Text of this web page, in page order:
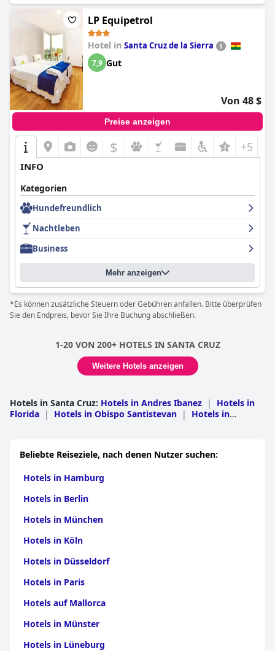
LP Equipetrol
Hotel in Santa Cruz de la Sierra
7,9 Gut
Von 48 $
Preise anzeigen
$ +5
INFO
Kategorien
Hundefreundlich
Nachtleben
Business
Mehr anzeigen
*Es können zusätzliche Steuern oder Gebühren anfallen. Bitte überprüfen
Sie den Endpreis, bevor Sie Ihre Buchung abschließen.
1-20 VON 200+ HOTELS IN SANTA CRUZ
Weitere Hotels anzeigen
Hotels in Santa Cruz: Hotels in Andres Ibanez |
Hotels in
Florida | Hotels in Obispo Santistevan |
Hotels in
Miguel de Velasco
Beliebte Reiseziele, nach denen Nutzer suchen:
Hotels in Hamburg
Hotels in Berlin
Hotels in München
Hotels in Köln
Hotels in Düsseldorf
Hotels in Paris
Hotels auf Mallorca
Hotels in Münster
Hotels in Lüneburg